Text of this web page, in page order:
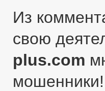
Из
свою
plus.com
мошенники!